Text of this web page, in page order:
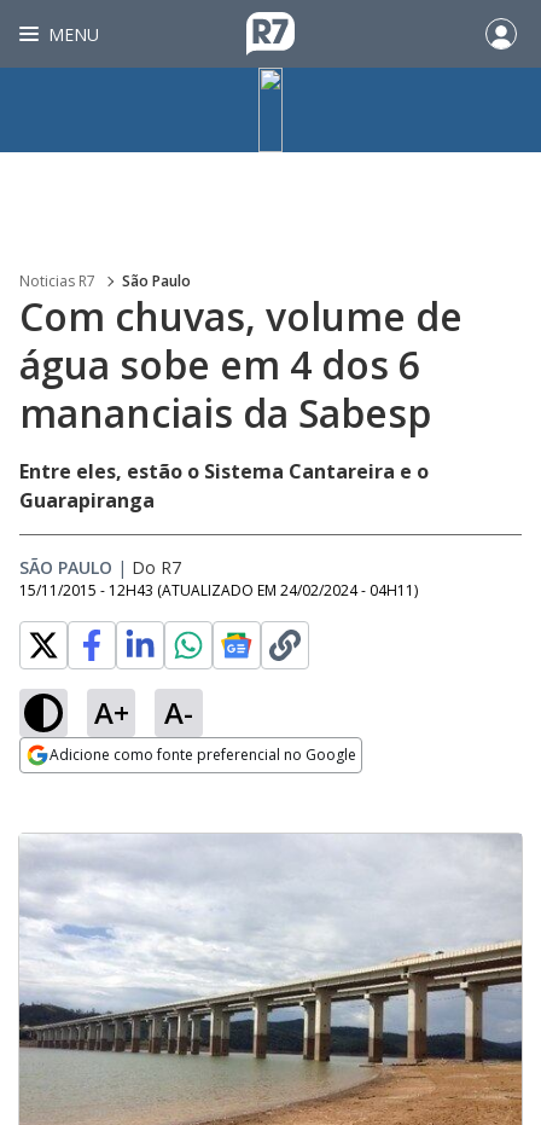
MENU
Noticias R7 São Paulo
Com chuvas, volume de
água sobe em 4 dos 6
mananciais da Sabesp
Entre eles, estão o Sistema Cantareira e o
Guarapiranga
SÃO PAULO | Do R7
15/11/2015 - 12H43 (ATUALIZADO EM 24/02/2024 - 04H11)
A+ A-
Adicione como fonte preferencial no Google